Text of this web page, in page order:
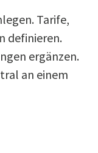
Tarife,
definieren.
ergänzen.
an einem